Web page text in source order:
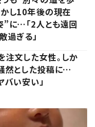
し10年後の現在
に…「2人とも遠回
過ぎる」
注文した女性。しか
然とした投稿に…
バい安い」